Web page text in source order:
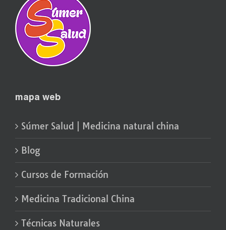
mapa web
Súmer Salud | Medicina natural china
Blog
Cursos de Formación
Medicina Tradicional China
Técnicas Naturales